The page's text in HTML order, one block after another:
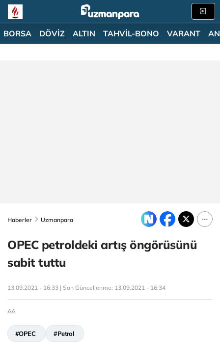
BORSA DÖVİZ ALTIN TAHVİL-BONO VARANT
Haberler Uzmanpara
OPEC petroldeki artış öngörüsünü
sabit tuttu
13.09.2021 - 16:33 | Son Güncellenme: 13.09.2021 - 16:34
AA
#OPEC #Petrol